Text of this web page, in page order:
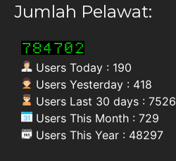
Jumlah Pelawat:
Users Today : 190
Users Yesterday : 418
Users Last 30 days : 7526
Users This Month : 729
Users This Year : 48297